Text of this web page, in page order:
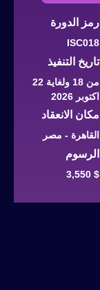
رمز الدورة
ISC018
تاريخ التنفيذ
من 18 ولغاية 22
اكتوبر 2026
مكان الانعقاد
القاهرة - مصر
الرسوم
3,550 $